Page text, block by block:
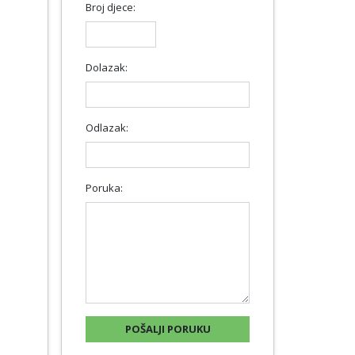
Broj djece:
Dolazak:
Odlazak:
Poruka: